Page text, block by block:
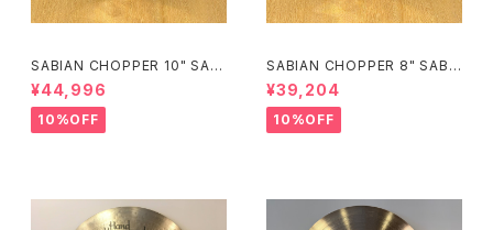
SABIAN CHOPPER 10" SAB
-CHO10
¥44,996
10%OFF
SABIAN CHOPPER 8" SAB-
CHO8
¥39,204
10%OFF